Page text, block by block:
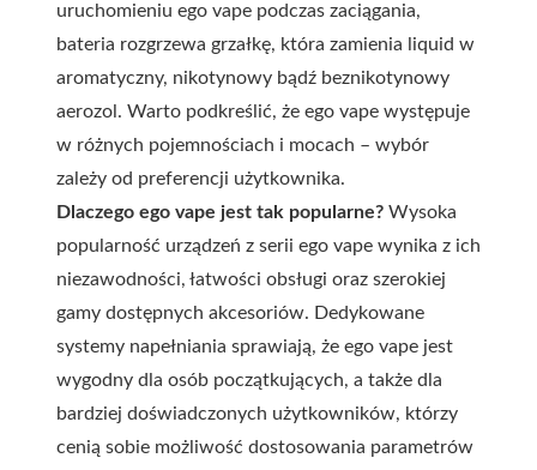
uruchomieniu ego vape podczas zaciągania,
bateria rozgrzewa grzałkę, która zamienia liquid w
aromatyczny, nikotynowy bądź beznikotynowy
aerozol. Warto podkreślić, że ego vape występuje
w różnych pojemnościach i mocach – wybór
zależy od preferencji użytkownika.
Dlaczego ego vape jest tak popularne? Wysoka
popularność urządzeń z serii ego vape wynika z ich
niezawodności, łatwości obsługi oraz szerokiej
gamy dostępnych akcesoriów. Dedykowane
systemy napełniania sprawiają, że ego vape jest
wygodny dla osób początkujących, a także dla
bardziej doświadczonych użytkowników, którzy
cenią sobie możliwość dostosowania parametrów